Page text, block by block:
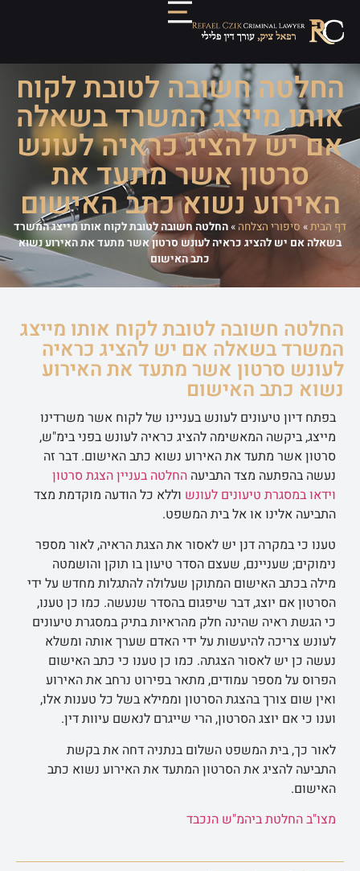
החלטה חשובה לטובת לקוח
אותו מייצג המשרד בשאלה
אם יש להציג כראיה לעונש
סרטון אשר מתעד את
האירוע נשוא כתב האישום
דף הבית» סיפורי הצלחה »החלטה חשובה לטובת לקוח אותו מייצג המשרד
בשאלה אם יש להציג כראיה לעונש סרטון אשר מתעד את האירוע נשוא
כתב האישום
החלטה חשובה לטובת לקוח אותו מייצג
המשרד בשאלה אם יש להציג כראיה
לעונש סרטון אשר מתעד את האירוע
נשוא כתב האישום
בפתח דיון טיעונים לעונש בעניינו של לקוח אשר משרדינו
מייצג, ביקשה המאשימה להציג כראיה לעונש בפני בימ"ש,
סרטון אשר מתעד את האירוע נשוא כתב האישום. דבר זה
נעשה בהפתעה מצד התביעה החלטה בעניין הצגת סרטון
וידאו במסגרת טיעונים לעונש וללא כל הודעה מוקדמת מצד
התביעה אלינו או אל בית המשפט.
טענו כי במקרה דנן יש לאסור את הצגת הראיה, לאור מספר
נימוקים; שעניינם, שעצם הסדר טיעון בו תוקן והושמטה
מילה בכתב האישום המתוקן שעלולה להתגלות מחדש על ידי
הסרטון אם יוצג, דבר שיפגום בהסדר שנעשה. כמו כן טענו,
כי הגשת ראיה שהינה חלק מהראיות בתיק במסגרת טיעונים
לעונש צריכה להיעשות על ידי האדם שערך אותה ומשלא
נעשה כן יש לאסור הצגתה. כמו כן טענו כי כתב האישום
הפרוס על מספר עמודים, מתאר בפירוט נרחב את האירוע
ואין שום צורך בהצגת הסרטון וממילא בשל כל טענות אלו,
וענו כי אם יוצג הסרטון, הרי שייגרם לנאשם עיוות דין.
לאור כך, בית המשפט השלום בנתניה דחה את בקשת
התביעה להציג את הסרטון המתעד את האירוע נשוא כתב
האישום.
מצו"ב החלטת ביהמ"ש הנכבד